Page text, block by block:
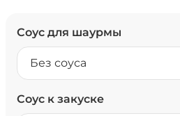
Соус для шаурмы
Без соуса
Соус к закуске